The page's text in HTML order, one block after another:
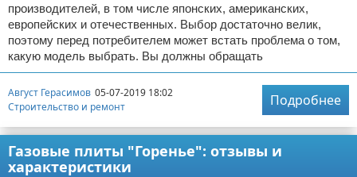
производителей, в том числе японских, американских,
европейских и отечественных. Выбор достаточно велик,
поэтому перед потребителем может встать проблема о том,
какую модель выбрать. Вы должны обращать
Август Герасимов 05-07-2019 18:02
Строительство и ремонт
Подробнее
Газовые плиты "Горенье": отзывы и
характеристики